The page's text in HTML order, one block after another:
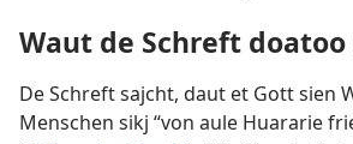
Waut de Schreft
De Schreft sajcht, daut et Gott sien
Menschen sikj “von aule Huararie